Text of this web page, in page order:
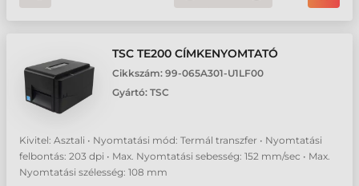
TSC TE200 CÍMKENYOMTATÓ
Cikkszám: 99-065A301-U1LF00
Gyártó: TSC
Kivitel: Asztali • Nyomtatási mód: Termál transzfer • Nyomtatási
felbontás: 203 dpi • Max. Nyomtatási sebesség: 152 mm/sec • Max.
Nyomtatási szélesség: 108 mm